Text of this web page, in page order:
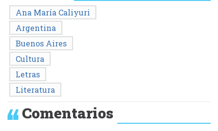
Ana María Caliyuri
Argentina
Buenos Aires
Cultura
Letras
Literatura
Comentarios